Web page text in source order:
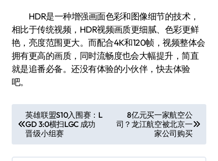
HDR是一种增强画面色彩和图像细节的技术，
相比于传统视频，HDR视频画质更细腻、色彩更鲜
艳，亮度范围更大。而配合4K和120帧，视频整体会
拥有更高的画质，同时流畅度也会大幅提升，简直
就是追番必备。还没有体验的小伙伴，快去体验
吧。
章
导
英雄联盟S10入围赛：L
GD 3:0横扫LGC 成功
晋级小组赛
8亿元买一家航空公
司？龙江航空被北京一
家公司购买